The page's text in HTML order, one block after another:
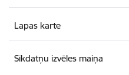
Lapas karte
Sīkdatņu izvēles maiņa